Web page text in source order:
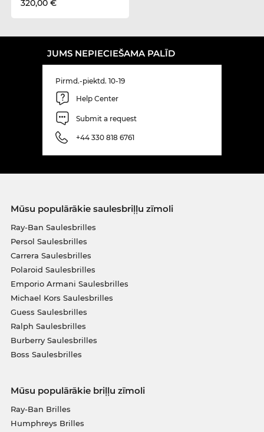
320,00 €
JUMS NEPIECIEŠAMA PALĪD
Pirmd.-piektd. 10-19
Help Center
Submit a request
+44 330 818 6761
Mūsu populārākie saulesbriļļu zīmoli
Ray-Ban Saulesbrilles
Persol Saulesbrilles
Carrera Saulesbrilles
Polaroid Saulesbrilles
Emporio Armani Saulesbrilles
Michael Kors Saulesbrilles
Guess Saulesbrilles
Ralph Saulesbrilles
Burberry Saulesbrilles
Boss Saulesbrilles
Mūsu populārākie briļļu zīmoli
Ray-Ban Brilles
Humphreys Brilles